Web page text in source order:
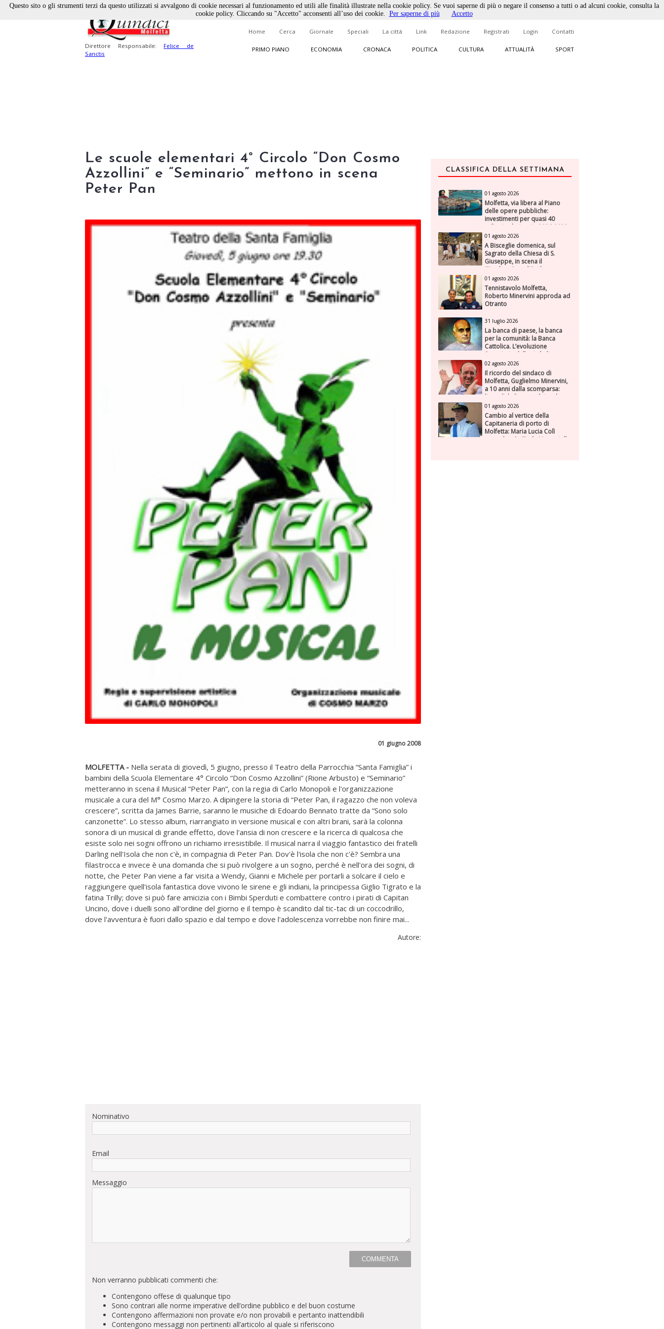
Direttore Responsabile: Felice de
Sanctis
Home Cerca Giornale Speciali La città Link Redazione Registrati Login Contatti
PRIMO PIANO ECONOMIA CRONACA POLITICA CULTURA ATTUALITÀ SPORT
Le scuole elementari 4° Circolo “Don Cosmo
Azzollini” e “Seminario” mettono in scena
Peter Pan
01 giugno 2008
MOLFETTA - Nella serata di giovedì, 5 giugno, presso il Teatro della Parrocchia “Santa Famiglia” i
bambini della Scuola Elementare 4° Circolo “Don Cosmo Azzollini” (Rione Arbusto) e “Seminario”
metteranno in scena il Musical “Peter Pan”, con la regia di Carlo Monopoli e l'organizzazione
musicale a cura del M° Cosmo Marzo. A dipingere la storia di “Peter Pan, il ragazzo che non voleva
crescere”, scritta da James Barrie, saranno le musiche di Edoardo Bennato tratte da “Sono solo
canzonette”. Lo stesso album, riarrangiato in versione musical e con altri brani, sarà la colonna
sonora di un musical di grande effetto, dove l'ansia di non crescere e la ricerca di qualcosa che
esiste solo nei sogni offrono un richiamo irresistibile. Il musical narra il viaggio fantastico dei fratelli
Darling nell'Isola che non c'è, in compagnia di Peter Pan. Dov'è l'isola che non c'è? Sembra una
filastrocca e invece è una domanda che si può rivolgere a un sogno, perché è nell'ora dei sogni, di
notte, che Peter Pan viene a far visita a Wendy, Gianni e Michele per portarli a solcare il cielo e
raggiungere quell'isola fantastica dove vivono le sirene e gli indiani, la principessa Giglio Tigrato e la
fatina Trilly; dove si può fare amicizia con i Bimbi Sperduti e combattere contro i pirati di Capitan
Uncino, dove i duelli sono all'ordine del giorno e il tempo è scandito dal tic-tac di un coccodrillo,
dove l'avventura è fuori dallo spazio e dal tempo e dove l'adolescenza vorrebbe non finire mai...
Autore:
Nominativo
Email
Messaggio
Non verranno pubblicati commenti che:
Contengono offese di qualunque tipo
Sono contrari alle norme imperative dell’ordine pubblico e del buon costume
Contengono affermazioni non provate e/o non provabili e pertanto inattendibili
Contengono messaggi non pertinenti all’articolo al quale si riferiscono
CLASSIFICA DELLA SETTIMANA
01 agosto 2026
Molfetta, via libera al Piano
delle opere pubbliche:
investimenti per quasi 40
milioni nel triennio 2026-2028
01 agosto 2026
A Bisceglie domenica, sul
Sagrato della Chiesa di S.
Giuseppe, in scena il
“Rigoletto” con l’Orchestra
Sinfonica Federiciana
01 agosto 2026
Tennistavolo Molfetta,
Roberto Minervini approda ad
Otranto
31 luglio 2026
La banca di paese, la banca
per la comunità: la Banca
Cattolica. L’evoluzione
finanziaria della città di
Molfetta (Parte seconda)
02 agosto 2026
Il ricordo del sindaco di
Molfetta, Guglielmo Minervini,
a 10 anni dalla scomparsa:
l'attualità di una politica che
genera futuro
01 agosto 2026
Cambio al vertice della
Capitaneria di porto di
Molfetta: Maria Lucia Colì
succede a Raffaele Muscariello
Questo sito o gli strumenti terzi da questo utilizzati si avvalgono di cookie necessari al funzionamento ed utili alle finalità illustrate nella cookie policy. Se vuoi saperne di più o negare il consenso a tutti o ad alcuni cookie, consulta la
cookie policy. Cliccando su "Accetto" acconsenti all’uso dei cookie. Per saperne di più Accetto